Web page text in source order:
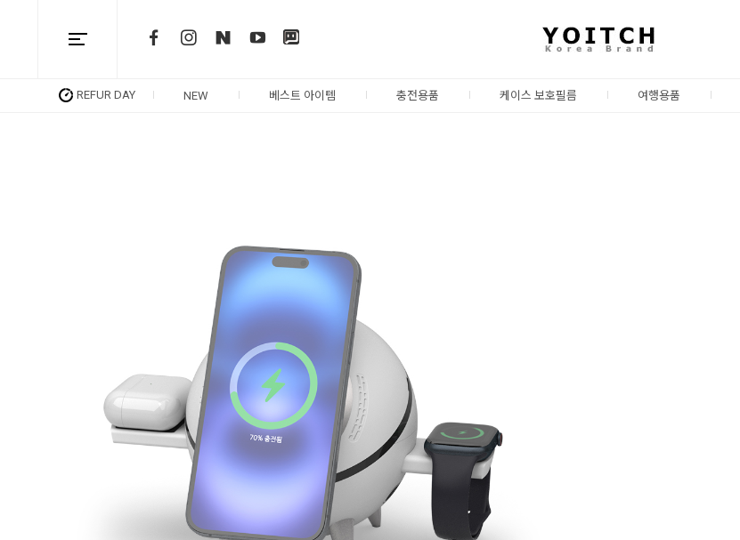
REFUR DAY NEW 베스트 아이템 충전용품 케이스 보호필름 여행용품